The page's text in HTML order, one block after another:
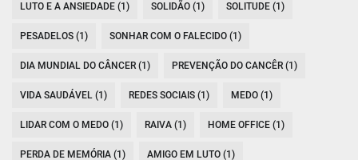
LUTO E A ANSIEDADE (1) SOLIDÃO (1) SOLITUDE (1)
PESADELOS (1) SONHAR COM O FALECIDO (1)
DIA MUNDIAL DO CÂNCER (1) PREVENÇÃO DO CANCÊR (1)
VIDA SAUDÁVEL (1) REDES SOCIAIS (1) MEDO (1)
LIDAR COM O MEDO (1) RAIVA (1) HOME OFFICE (1)
PERDA DE MEMÓRIA (1) AMIGO EM LUTO (1)